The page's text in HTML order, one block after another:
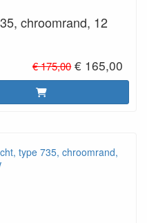
chroomrand, 12
€ 175,00 € 165,00